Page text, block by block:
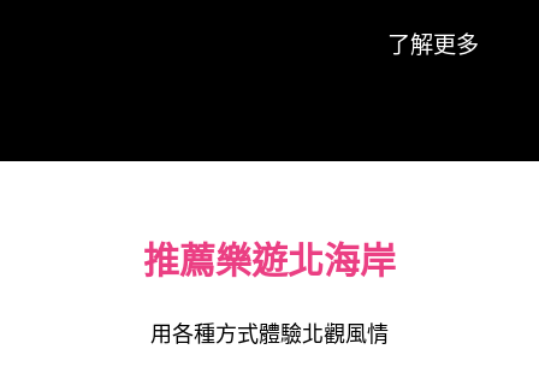
了解更多
推薦樂遊北海岸
用各種方式體驗北觀風情